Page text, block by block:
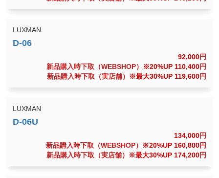
LUXMAN
92,000円
新品購入時下取（WEBSHOP）
※20%UP 110,400円
新品購入時下取（実店舗）
※最大30%UP 119,600円
LUXMAN
134,000円
新品購入時下取（WEBSHOP）
※20%UP 160,800円
新品購入時下取（実店舗）
※最大30%UP 174,200円